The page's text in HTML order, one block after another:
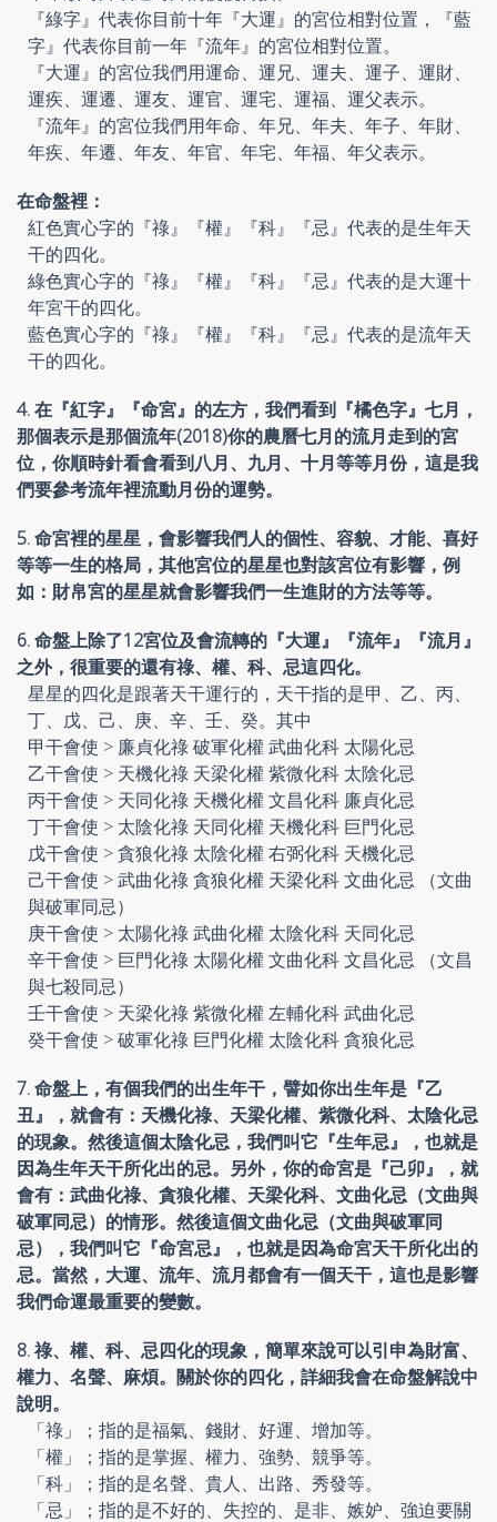
『綠字』代表你目前十年『大運』的宮位相對位置，『藍
字』代表你目前一年『流年』的宮位相對位置。
『大運』的宮位我們用運命、運兄、運夫、運子、運財、
運疾、運遷、運友、運官、運宅、運福、運父表示。
『流年』的宮位我們用年命、年兄、年夫、年子、年財、
年疾、年遷、年友、年官、年宅、年福、年父表示。
在命盤裡：
紅色實心字的『祿』『權』『科』『忌』代表的是生年天
干的四化。
綠色實心字的『祿』『權』『科』『忌』代表的是大運十
年宮干的四化。
藍色實心字的『祿』『權』『科』『忌』代表的是流年天
干的四化。
4. 在『紅字』『命宮』的左方，我們看到『橘色字』七月，
那個表示是那個流年(2018)你的農曆七月的流月走到的宮
位，你順時針看會看到八月、九月、十月等等月份，這是我
們要參考流年裡流動月份的運勢。
5. 命宮裡的星星，會影響我們人的個性、容貌、才能、喜好
等等一生的格局，其他宮位的星星也對該宮位有影響，例
如：財帛宮的星星就會影響我們一生進財的方法等等。
6. 命盤上除了12宮位及會流轉的『大運』『流年』『流月』
之外，很重要的還有祿、權、科、忌這四化。
星星的四化是跟著天干運行的，天干指的是甲、乙、丙、
丁、戊、己、庚、辛、壬、癸。其中
甲干會使 > 廉貞化祿 破軍化權 武曲化科 太陽化忌
乙干會使 > 天機化祿 天梁化權 紫微化科 太陰化忌
丙干會使 > 天同化祿 天機化權 文昌化科 廉貞化忌
丁干會使 > 太陰化祿 天同化權 天機化科 巨門化忌
戊干會使 > 貪狼化祿 太陰化權 右弼化科 天機化忌
己干會使 > 武曲化祿 貪狼化權 天梁化科 文曲化忌 （文曲
與破軍同忌）
庚干會使 > 太陽化祿 武曲化權 太陰化科 天同化忌
辛干會使 > 巨門化祿 太陽化權 文曲化科 文昌化忌 （文昌
與七殺同忌）
壬干會使 > 天梁化祿 紫微化權 左輔化科 武曲化忌
癸干會使 > 破軍化祿 巨門化權 太陰化科 貪狼化忌
7. 命盤上，有個我們的出生年干，譬如你出生年是『乙
丑』，就會有：天機化祿、天梁化權、紫微化科、太陰化忌
的現象。然後這個太陰化忌，我們叫它『生年忌』，也就是
因為生年天干所化出的忌。另外，你的命宮是『己卯』，就
會有：武曲化祿、貪狼化權、天梁化科、文曲化忌（文曲與
破軍同忌）的情形。然後這個文曲化忌（文曲與破軍同
忌），我們叫它『命宮忌』，也就是因為命宮天干所化出的
忌。當然，大運、流年、流月都會有一個天干，這也是影響
我們命運最重要的變數。
8. 祿、權、科、忌四化的現象，簡單來說可以引申為財富、
權力、名聲、麻煩。關於你的四化，詳細我會在命盤解說中
說明。
「祿」；指的是福氣、錢財、好運、增加等。
「權」；指的是掌握、權力、強勢、競爭等。
「科」；指的是名聲、貴人、出路、秀發等。
「忌」；指的是不好的、失控的、是非、嫉妒、強迫要關